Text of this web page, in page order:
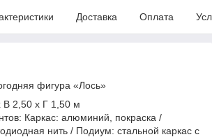
Доставка Оплата
фигура «Лось»
2,50 x Г 1,50 м
Каркас: алюминий, покраска /
нить / Подиум: стальной каркас с